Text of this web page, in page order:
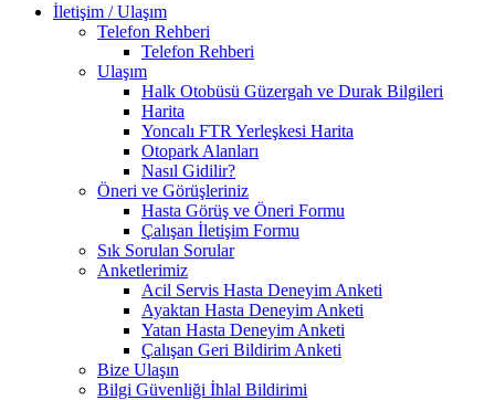
İletişim / Ulaşım
Telefon Rehberi
Telefon Rehberi
Ulaşım
Halk Otobüsü Güzergah ve Durak Bilgileri
Harita
Yoncalı FTR Yerleşkesi Harita
Otopark Alanları
Nasıl Gidilir?
Öneri ve Görüşleriniz
Hasta Görüş ve Öneri Formu
Çalışan İletişim Formu
Sık Sorulan Sorular
Anketlerimiz
Acil Servis Hasta Deneyim Anketi
Ayaktan Hasta Deneyim Anketi
Yatan Hasta Deneyim Anketi
Çalışan Geri Bildirim Anketi
Bize Ulaşın
Bilgi Güvenliği İhlal Bildirimi